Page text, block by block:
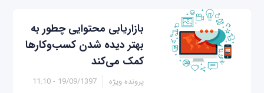
بازاریابی محتوایی چطور به
بهتر دیده شدن کسب‌وکارها
کمک می‌کند
پرونده ویژه 19/09/1397 - 11:10